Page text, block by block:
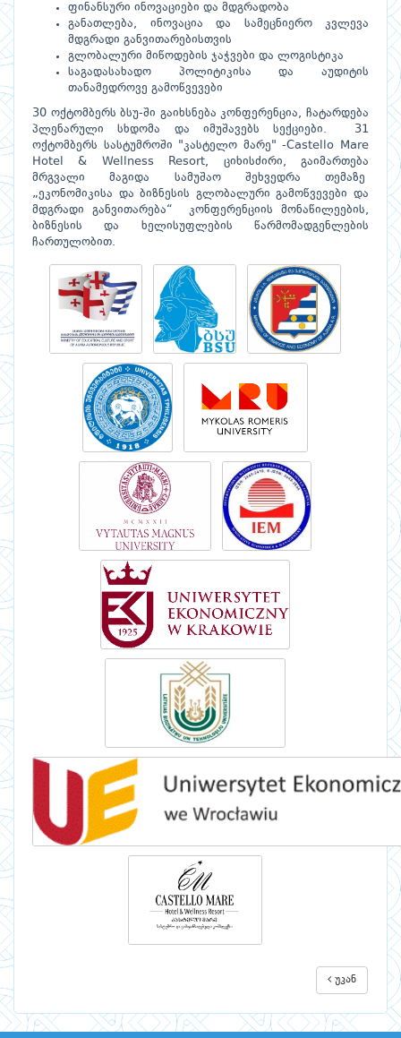
ფინანსური ინოვაციები და მდგრადობა
განათლება, ინოვაცია და სამეცნიერო კვლევა
მდგრადი განვითარებისთვის
გლობალური მიწოდების ჯაჭვები და ლოგისტიკა
საგადასახადო პოლიტიკისა და აუდიტის
თანამედროვე გამოწვევები
30 ოქტომბერს ბსუ-ში გაიხსნება კონფერენცია, ჩატარდება
პლენარული სხდომა და იმუშავებს სექციები. 31
ოქტომბერს სასტუმროში "კასტელო მარე" -Castello Mare
Hotel & Wellness Resort, ციხისძირი, გაიმართება
მრგვალი მაგიდა სამუშაო შეხვედრა თემაზე
„ეკონომიკისა და ბიზნესის გლობალური გამოწვევები და
მდგრადი განვითარება“ კონფერენციის მონაწილეების,
ბიზნესის და ხელისუფლების წარმომადგენლების
ჩართულობით.
უკან